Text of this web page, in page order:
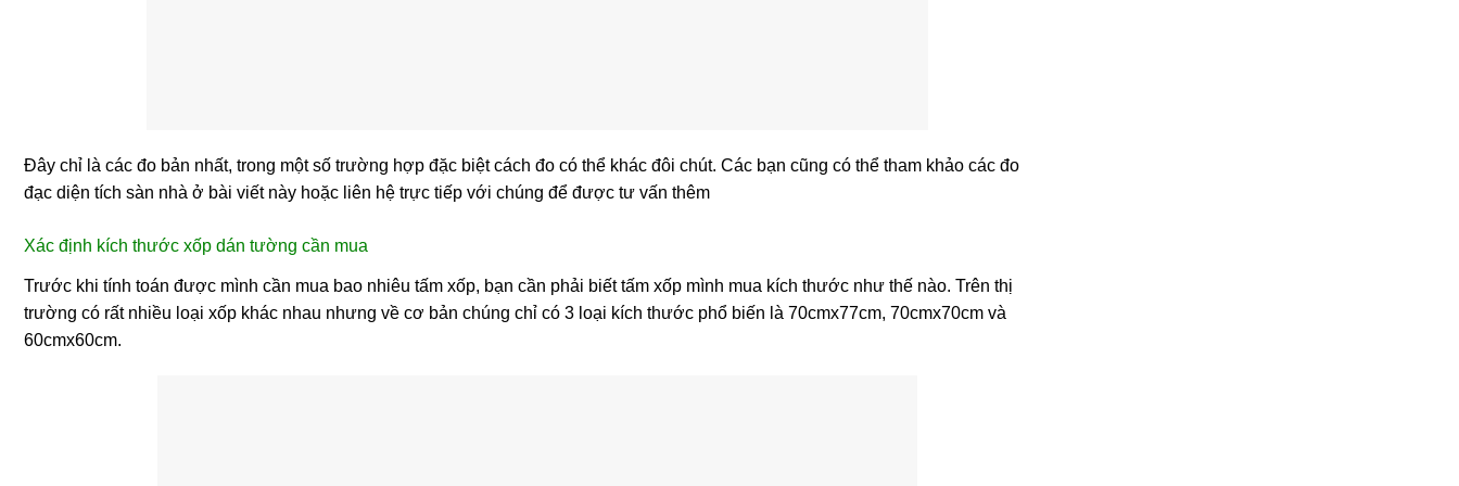
Đây chỉ là các đo bản nhất, trong một số trường hợp đặc biệt cách đo có thể khác đôi chút. Các bạn cũng có thể tham khảo các đo
đạc diện tích sàn nhà ở bài viết này hoặc liên hệ trực tiếp với chúng để được tư vấn thêm
Xác định kích thước xốp dán tường cần mua
Trước khi tính toán được mình cần mua bao nhiêu tấm xốp, bạn cần phải biết tấm xốp mình mua kích thước như thế nào. Trên thị
trường có rất nhiều loại xốp khác nhau nhưng về cơ bản chúng chỉ có 3 loại kích thước phổ biến là 70cmx77cm, 70cmx70cm và
60cmx60cm.